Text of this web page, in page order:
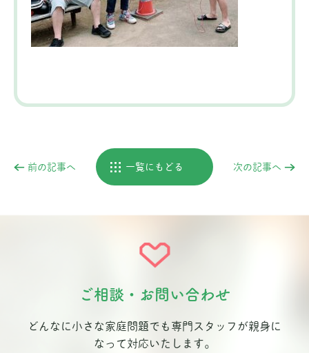
前の記事へ 一覧にもどる 次の記事へ
ご相談・お問い合わせ
どんなに小さな家庭問題でも専門スタッフが親身に
なって対応いたします。